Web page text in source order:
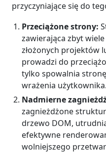
przyczyniające się do
Przeciążone strony:
zawierająca zbyt
złożonych projektów
prowadzi do
tylko spowalnia
wrażenia użytkownika.
Nadmierne
zagnieżdżone
drzewo DOM,
efektywne
wolniejszego